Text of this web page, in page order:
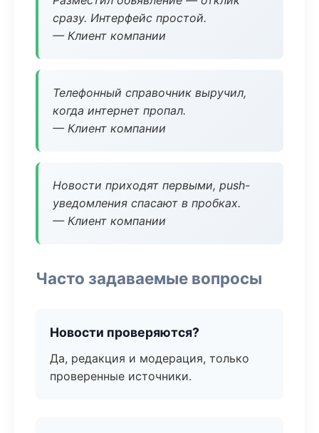
сразу. Интерфейс простой.
— Клиент компании
Телефонный справочник выручил,
когда интернет пропал.
— Клиент компании
Новости приходят первыми, push-
уведомления спасают в пробках.
— Клиент компании
Часто задаваемые вопросы
Новости проверяются?
Да, редакция и модерация, только
проверенные источники.